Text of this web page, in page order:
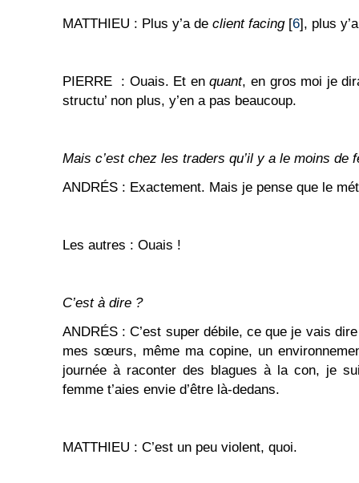
MATTHIEU : Plus y’a de client facing[6], plus
PIERRE : Ouais. Et enquant, en gros moi je
structu’ non plus, y’en a pas beaucoup.
Mais c’est chez les traders qu’il y a le moins de
ANDRÉS : Exactement. Mais je pense que le
Les autres : Ouais !
C’est à dire ?
ANDRÉS : C’est super débile, ce que je vais
mes sœurs, même ma copine, un
journée à raconter des blagues à la con, je
femme t’aies envie d’être là-dedans.
MATTHIEU : C’est un peu violent, quoi.